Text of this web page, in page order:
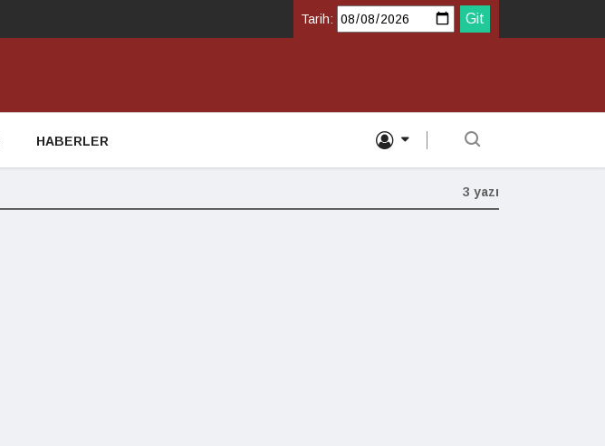
Tarih:
HABERLER
3 yazı